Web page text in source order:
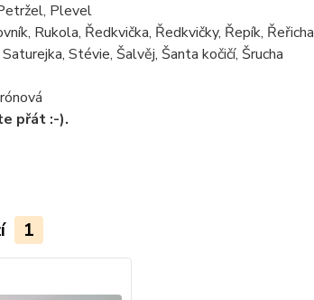
Plevel
Rukola, Ředkvička, Ředkvičky, Řepík, Řeřicha
Stévie, Šalvěj, Šanta kočičí, Šrucha
přát :-).
1